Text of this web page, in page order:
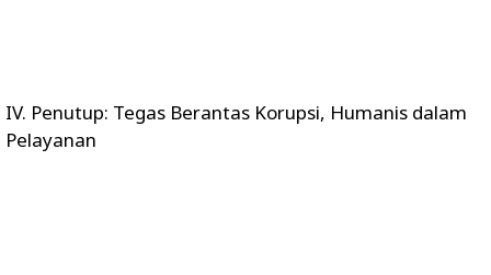
IV. Penutup: Tegas Berantas Korupsi, Humanis dalam
Pelayanan